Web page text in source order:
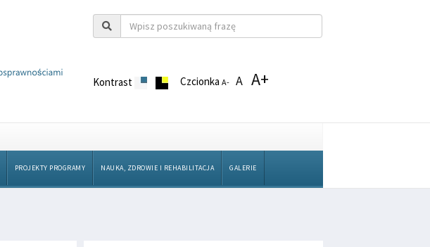
Kontrast CzcionkaA- A A+
PROJEKTY PROGRAMY NAUKA, ZDROWIE I REHABILITACJA GALERIE